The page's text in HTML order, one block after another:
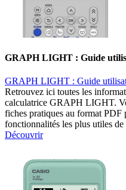
GRAPH LIGHT : Guide
GRAPH LIGHT : Guide
Retrouvez ici toutes les
calculatrice GRAPH LIGHT.
fiches pratiques au format
fonctionnalités les plus utiles
Découvrir